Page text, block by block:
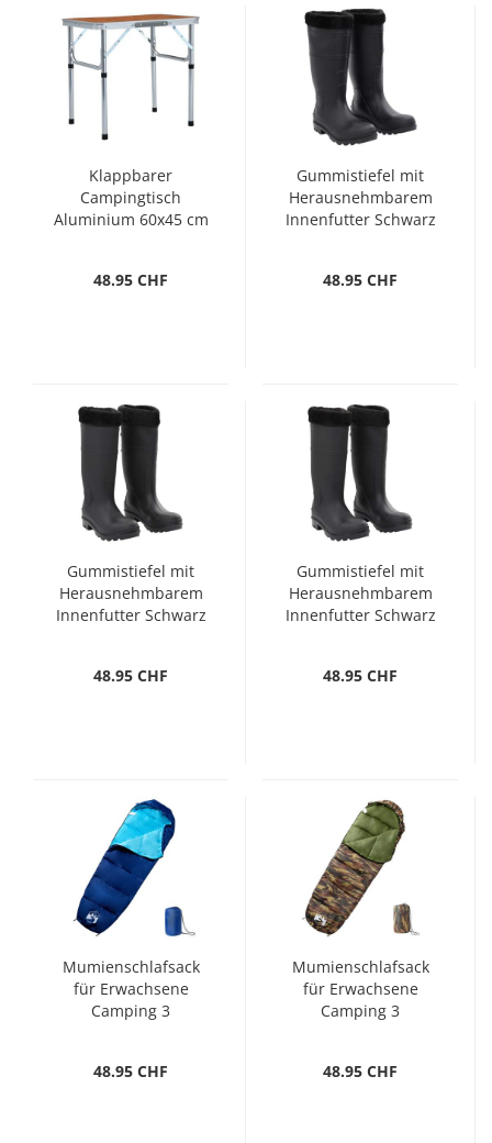
Klappbarer
Campingtisch
Aluminium 60x45 cm
48.95 CHF
Gummistiefel mit
Herausnehmbarem
Innenfutter Schwarz
48.95 CHF
Gummistiefel mit
Herausnehmbarem
Innenfutter Schwarz
48.95 CHF
Gummistiefel mit
Herausnehmbarem
Innenfutter Schwarz
48.95 CHF
Mumienschlafsack
für Erwachsene
Camping 3
48.95 CHF
Mumienschlafsack
für Erwachsene
Camping 3
48.95 CHF